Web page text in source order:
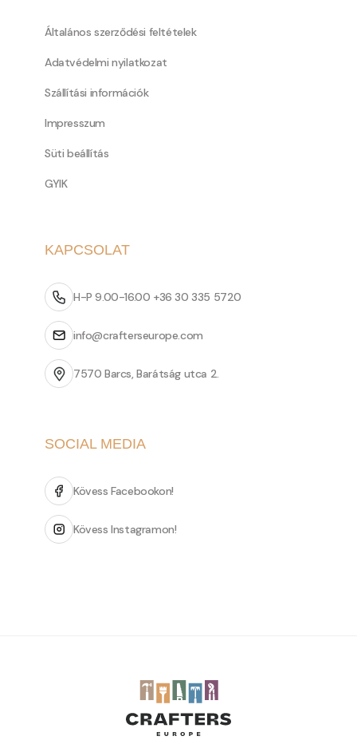
Általános szerződési feltételek
Adatvédelmi nyilatkozat
Szállítási információk
Impresszum
Süti beállítás
GYIK
KAPCSOLAT
H-P 9.00-16.00 +36 30 335 5720
info@crafterseurope.com
7570 Barcs, Barátság utca 2.
SOCIAL MEDIA
Kövess Facebookon!
Kövess Instagramon!